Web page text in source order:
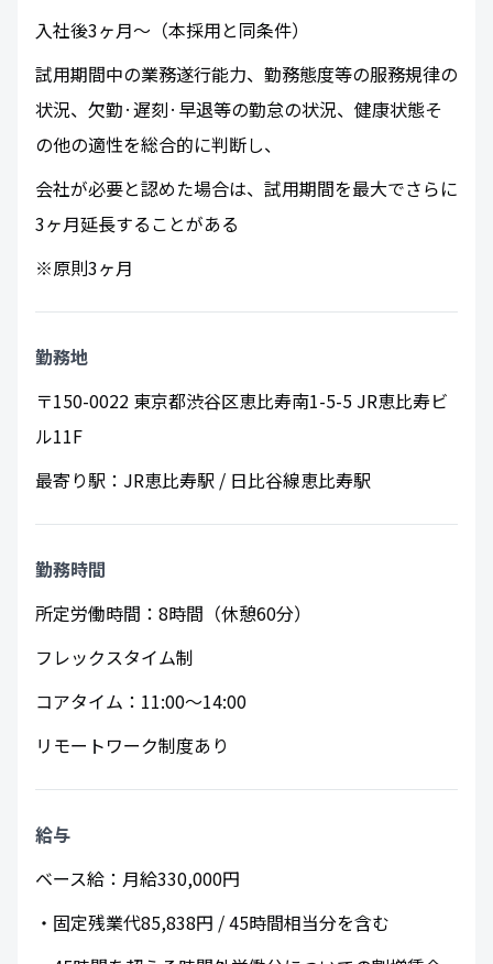
入社後3ヶ月～（本採用と同条件）
試用期間中の業務遂行能力、勤務態度等の服務規律の
状況、欠勤·遅刻·早退等の勤怠の状況、健康状態そ
の他の適性を総合的に判断し、
会社が必要と認めた場合は、試用期間を最大でさらに
3ヶ月延長することがある
※原則3ヶ月
勤務地
〒150-0022 東京都渋谷区恵比寿南1-5-5 JR恵比寿ビ
ル11F
最寄り駅：JR恵比寿駅 / 日比谷線恵比寿駅
​勤務時間
所定労働時間：8時間（休憩60分）
フレックスタイム制
コアタイム：11:00～14:00
リモートワーク制度あり
給与
ベース給：月給330,000円
・固定残業代85,838円 / 45時間相当分を含む